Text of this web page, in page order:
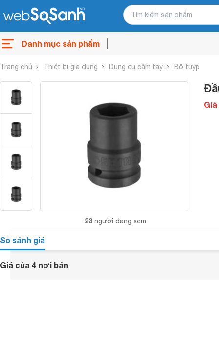
Danh mục sản phẩm
Trang chủ Thiết bị gia dụng Dụng cụ cầm tay Bộ tuýp
23 người đang xem
So sánh giá
Giá của 4 nơi bán